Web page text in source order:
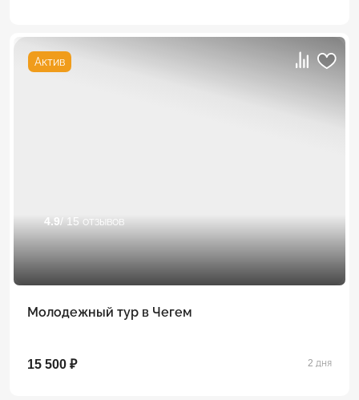
Актив
4.9/ 15 отзывов
Молодежный тур в Чегем
15 500 ₽ 2 дня